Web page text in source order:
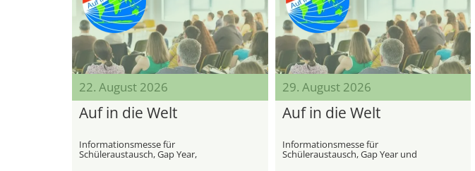
22. August 2026
Auf in die Welt
Informationsmesse für
Schüleraustausch, Gap Year,
Sprachreisen und Stipendien
29. August 2026
Auf in die Welt
Informationsmesse für
Schüleraustausch, Gap Year und
internationale Bildungsprogramme